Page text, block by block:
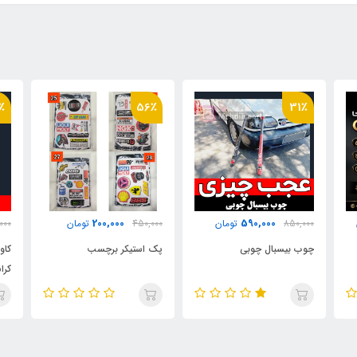
31٪
850,000
590,000 تومان
چوب بیسبال چوبی
56٪
450,000
200,000 تومان
پک استیکر برچسب